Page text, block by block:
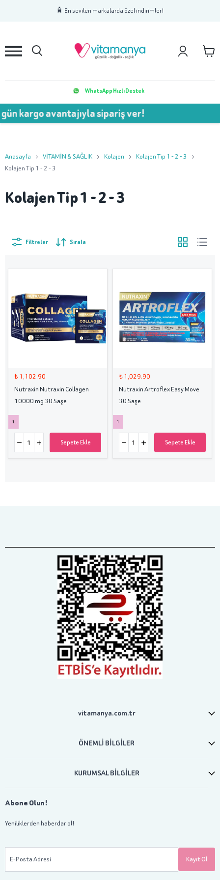
🧴 En sevilen markalarda özel indirimler!
2 3
WhatsApp Hızlı Destek
kargo avantajıyla sipariş ver!
Anasayfa VİTAMİN & SAĞLIK Kolajen
Kolajen Tip 1 - 2 - 3
Kolajen Tip 1 - 2 - 3
Kolajen Tip 1 - 2 - 3
Filtreler Sırala
₺ 1,102.90
Nutraxin Nutraxin Collagen
10000 mg 30 Saşe
1
Sepete Ekle
₺ 1,029.90
Nutraxin Artroflex Easy Move
30 Saşe
1
Sepete Ekle
vitamanya.com.tr
ÖNEMLİ BİLGİLER
KURUMSAL BİLGİLER
Abone Olun!
Yeniliklerden haberdar ol!
E-Posta Adresi Kayıt Ol